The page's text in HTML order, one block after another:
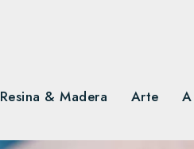
Resina & Madera Arte